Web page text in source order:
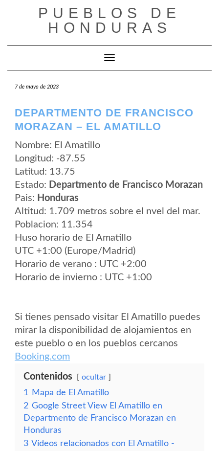
PUEBLOS DE
HONDURAS
Cambiar modo de navegación
7 de mayo de 2023
DEPARTMENTO DE FRANCISCO
MORAZAN – EL AMATILLO
Nombre: El Amatillo
Longitud: -87.55
Latitud: 13.75
Estado: Departmento de Francisco Morazan
Pais: Honduras
Altitud: 1.709 metros sobre el nvel del mar.
Poblacion: 11.354
Huso horario de El Amatillo
UTC +1:00 (Europe/Madrid)
Horario de verano : UTC +2:00
Horario de invierno : UTC +1:00
Si tienes pensado visitar El Amatillo puedes
mirar la disponibilidad de alojamientos en
este pueblo o en los pueblos cercanos
Booking.com
Contenidos ocultar
1
Mapa de El Amatillo
2 Google Street View El Amatillo en
Departmento de Francisco Morazan en
Honduras
3 Vídeos relacionados con El Amatillo -